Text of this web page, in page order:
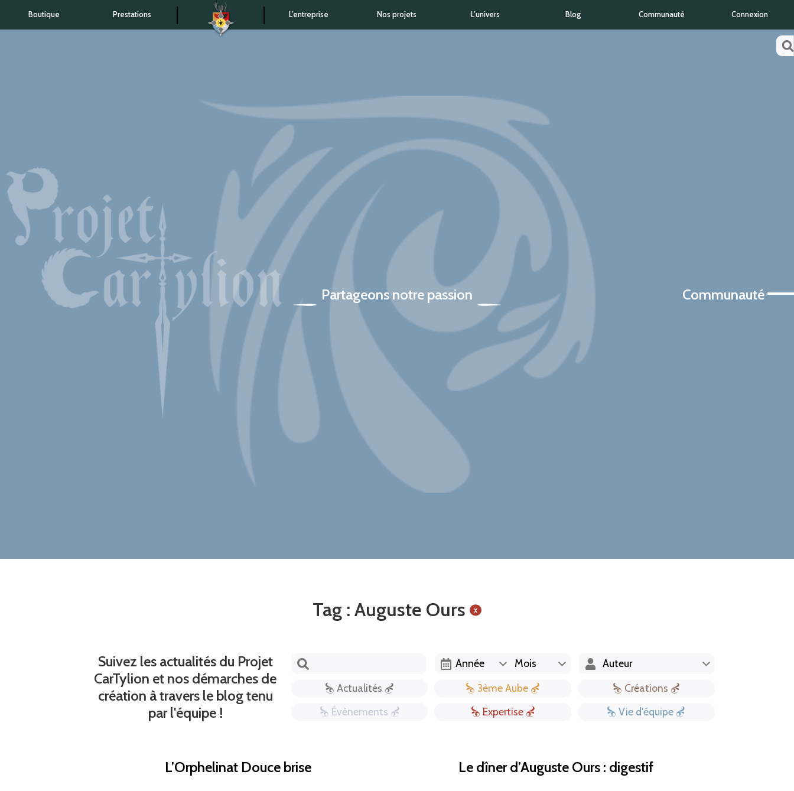
Partageons notre passion Communauté
Boutique Prestations Accueil L’entreprise Nos projets L’univers Blog Communauté Connexion
Tag : Auguste Ours x
Suivez les actualités du Projet
CarTylion et nos démarches de
création à travers le blog tenu
par l'équipe !
Actualités 3ème Aube
Créations
Évènements
Expertise Vie d'équipe
L’Orphelinat Douce brise Le dîner d’Auguste Ours : digestif